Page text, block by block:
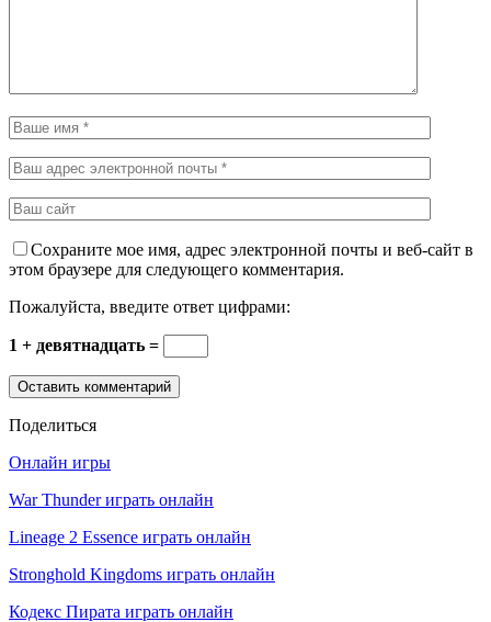
Сохраните мое имя, адрес электронной почты и веб-сайт в
этом браузере для следующего комментария.
Пожалуйста, введите ответ цифрами:
1 + девятнадцать =
Поделиться
Онлайн игры
War Thunder играть онлайн
Lineage 2 Essence играть онлайн
Stronghold Kingdoms играть онлайн
Кодекс Пирата играть онлайн